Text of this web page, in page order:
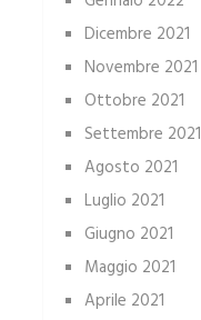
Dicembre 2021
Novembre 2021
Ottobre 2021
Settembre 2021
Agosto 2021
Luglio 2021
Giugno 2021
Maggio 2021
Aprile 2021